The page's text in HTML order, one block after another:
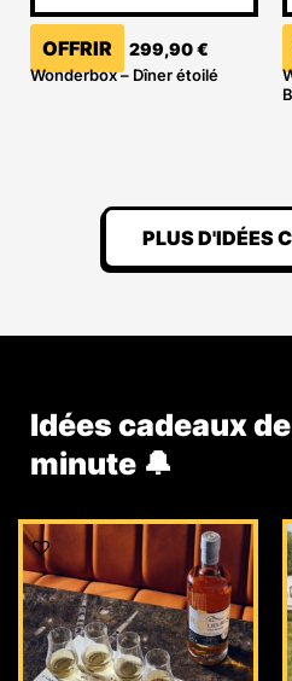
OFFRIR 299,90€
Wonderbox – Dîner étoilé
PLUS D'IDÉES
Idées cadeaux
minute 🔔